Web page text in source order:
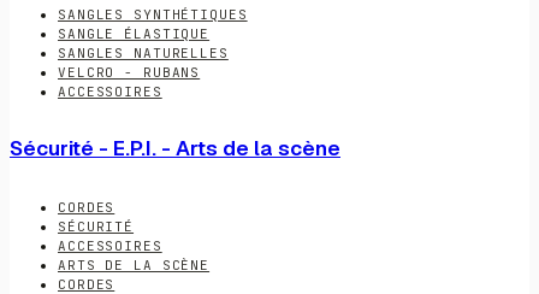
SANGLES SYNTHÉTIQUES
SANGLE ÉLASTIQUE
SANGLES NATURELLES
VELCRO - RUBANS
ACCESSOIRES
Sécurité - E.P.I. - Arts de la scène
CORDES
SÉCURITÉ
ACCESSOIRES
ARTS DE LA SCÈNE
CORDES